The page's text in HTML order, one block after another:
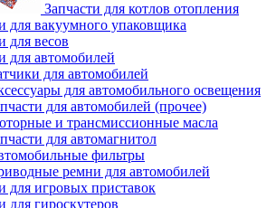
Запчасти для котлов отопления
для вакуумного упаковщика
для весов
для автомобилей
для автомобилей
для автомобильного освещения
для автомобилей (прочее)
и трансмиссионные масла
для автомагнитол
фильтры
ремни для автомобилей
для игровых приставок
для гироскутеров